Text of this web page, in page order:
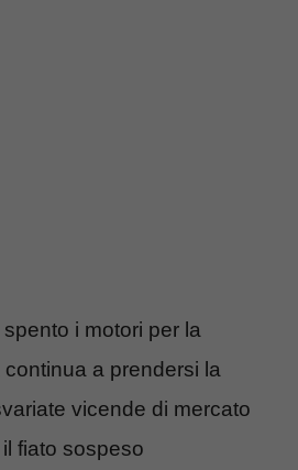
spento i motori per la
a prendersi la
vicende di mercato
fiato sospeso